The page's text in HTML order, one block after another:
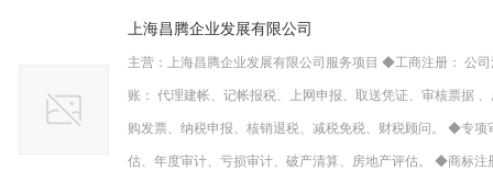
上海昌腾企业发展有限公司
主营：上海昌腾企业发展有限公司服务项目 ◆工商注册： 公
账： 代理建帐、记帐报税、上网申报、取送凭证、审核票据
购发票、纳税申报、核销退税、减税免税、财税顾问。 ◆专
估、年度审计、亏损审计、破产清算、房地产评估。 ◆商标注